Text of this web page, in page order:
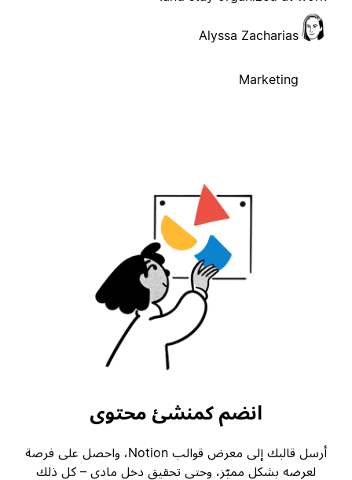
Alyssa Zacharias
Marketing
انضم كمنشئ محتوى
أرسل قالبك إلى معرض قوالب Notion، واحصل على فرصة
لعرضه بشكل مميّز، وحتى تحقيق دخل مادي – كل ذلك